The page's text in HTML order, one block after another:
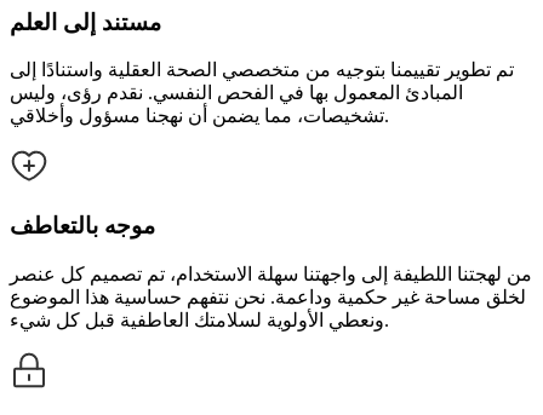
مستند إلى العلم
تم تطوير تقييمنا بتوجيه من متخصصي الصحة العقلية واستنادًا إلى
المبادئ المعمول بها في الفحص النفسي. نقدم رؤى، وليس
تشخيصات، مما يضمن أن نهجنا مسؤول وأخلاقي.
موجه بالتعاطف
من لهجتنا اللطيفة إلى واجهتنا سهلة الاستخدام، تم تصميم كل عنصر
لخلق مساحة غير حكمية وداعمة. نحن نتفهم حساسية هذا الموضوع
ونعطي الأولوية لسلامتك العاطفية قبل كل شيء.